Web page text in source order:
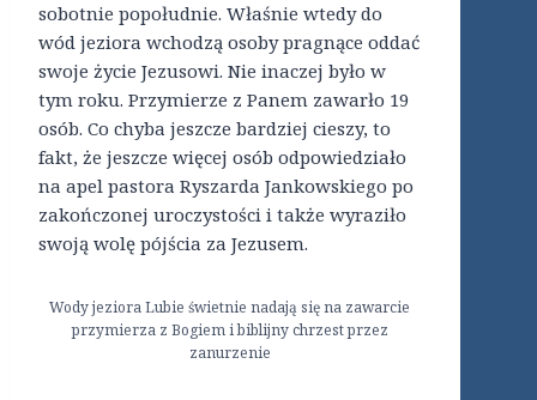
sobotnie popołudnie. Właśnie wtedy do
wód jeziora wchodzą osoby pragnące oddać
swoje życie Jezusowi. Nie inaczej było w
tym roku. Przymierze z Panem zawarło 19
osób. Co chyba jeszcze bardziej cieszy, to
fakt, że jeszcze więcej osób odpowiedziało
na apel pastora Ryszarda Jankowskiego po
zakończonej uroczystości i także wyraziło
swoją wolę pójścia za Jezusem.
Wody jeziora Lubie świetnie nadają się na zawarcie
przymierza z Bogiem i biblijny chrzest przez
zanurzenie